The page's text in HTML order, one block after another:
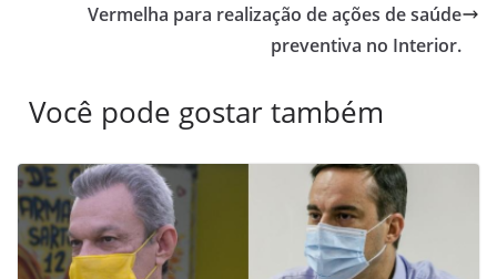
Vermelha para realização de ações de saúde
preventiva no Interior.
Você pode gostar também